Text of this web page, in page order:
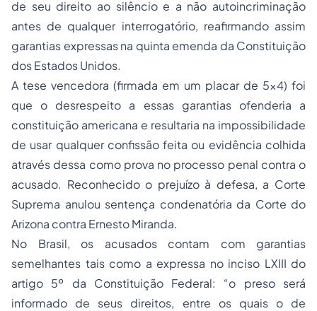
de seu direito ao silêncio e a não autoincriminação
antes de qualquer interrogatório, reafirmando assim
garantias expressas na quinta emenda da Constituição
dos Estados Unidos.
A tese vencedora (firmada em um placar de 5x4) foi
que o desrespeito a essas garantias ofenderia a
constituição americana e resultaria na impossibilidade
de usar qualquer confissão feita ou evidência colhida
através dessa como prova no processo penal contra o
acusado. Reconhecido o prejuízo à defesa, a Corte
Suprema anulou sentença condenatória da Corte do
Arizona contra Ernesto Miranda.
No Brasil, os acusados contam com garantias
semelhantes tais como a expressa no inciso LXIII do
artigo 5º da Constituição Federal: “o preso será
informado de seus direitos, entre os quais o de